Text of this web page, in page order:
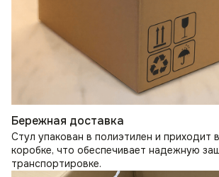
Бережная доставка
Стул упакован в полиэтилен и приходит
коробке, что обеспечивает надежную
транспортировке.